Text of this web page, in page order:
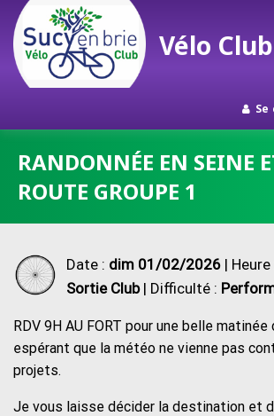
contenu
Vélo
RANDONNÉE EN SEINE
ROUTE GROUPE 1
Date : dim 01/02/2026 | Heure
Sortie Club| Difficulté :
RDV 9H AU FORT pour une belle matinée
espérant que la météo ne vienne pas
projets.
Je vous laisse décider la destination et